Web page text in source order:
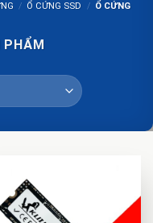
/ Ổ CỨNG SSD / Ổ CỨNG
PHẨM